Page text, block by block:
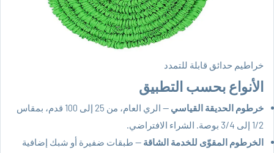
خراطيم حدائق قابلة للتمدد
الأنواع بحسب التطبيق
خرطوم الحديقة القياسي
— الري العام، من 25 إلى 100 قدم، بمقاس
1/2 إلى 3/4 بوصة. الشراء الافتراضي.
الخرطوم المقوّى للخدمة الشاقة — طبقات ضفيرة أو شبك إضافية